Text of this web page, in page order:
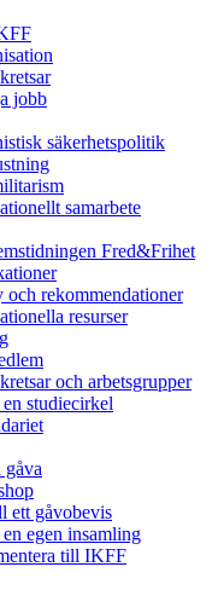
jobb
säkerhetspolitik
samarbete
Fred&Frihet
och rekommendationer
resurser
och arbetsgrupper
en studiecirkel
gåva
ett gåvobevis
en egen insamling
till IKFF